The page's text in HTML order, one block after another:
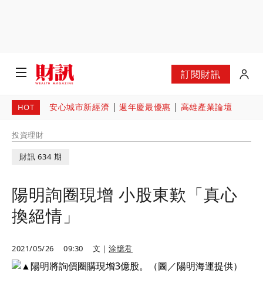
訂閱財訊
HOT 安心城市新經濟 週年慶最優惠 高雄產業論壇
投資理財
財訊 634 期
陽明詢圈現增 小股東歎「真心
換絕情」
2021/05/26 09:30 文｜涂憶君